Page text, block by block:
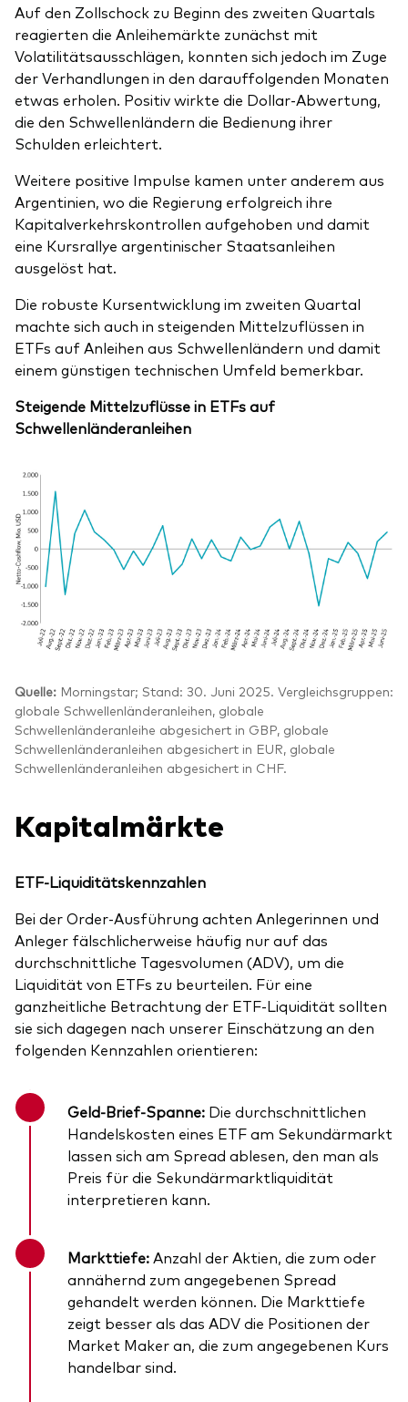
Auf den Zollschock zu Beginn des zweiten Quartals
reagierten die Anleihemärkte zunächst mit
Volatilitätsausschlägen, konnten sich jedoch im Zuge
der Verhandlungen in den darauffolgenden Monaten
etwas erholen. Positiv wirkte die Dollar-Abwertung,
die den Schwellenländern die Bedienung ihrer
Schulden erleichtert.
Weitere positive Impulse kamen unter anderem aus
Argentinien, wo die Regierung erfolgreich ihre
Kapitalverkehrskontrollen aufgehoben und damit
eine Kursrallye argentinischer Staatsanleihen
ausgelöst hat.
Die robuste Kursentwicklung im zweiten Quartal
machte sich auch in steigenden Mittelzuflüssen in
ETFs auf Anleihen aus Schwellenländern und damit
einem günstigen technischen Umfeld bemerkbar.
Steigende Mittelzuflüsse in ETFs auf
Schwellenländeranleihen
Quelle: Morningstar; Stand: 30. Juni 2025. Vergleichsgruppen:
globale Schwellenländeranleihen, globale
Schwellenländeranleihe abgesichert in GBP, globale
Schwellenländeranleihen abgesichert in EUR, globale
Schwellenländeranleihen abgesichert in CHF.
Kapitalmärkte
ETF-Liquiditätskennzahlen
Bei der Order-Ausführung achten Anlegerinnen und
Anleger fälschlicherweise häufig nur auf das
durchschnittliche Tagesvolumen (ADV), um die
Liquidität von ETFs zu beurteilen. Für eine
ganzheitliche Betrachtung der ETF-Liquidität sollten
sie sich dagegen nach unserer Einschätzung an den
folgenden Kennzahlen orientieren:
Geld-Brief-Spanne: Die durchschnittlichen
Handelskosten eines ETF am Sekundärmarkt
lassen sich am Spread ablesen, den man als
Preis für die Sekundärmarktliquidität
interpretieren kann.
Markttiefe:Anzahl der Aktien, die zum oder
annähernd zum angegebenen Spread
gehandelt werden können. Die Markttiefe
zeigt besser als das ADV die Positionen der
Market Maker an, die zum angegebenen Kurs
handelbar sind.